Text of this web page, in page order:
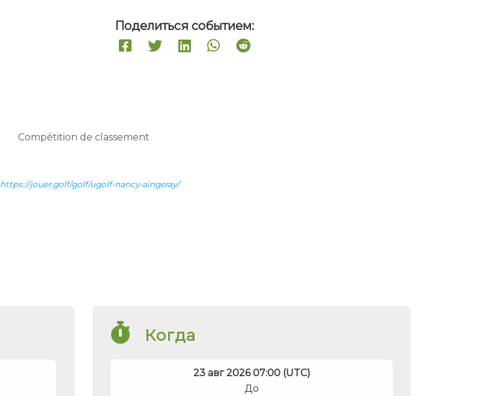
Поделиться событием:
Compétition de classement
https://jouer.golf/golf/ugolf-nancy-aingeray/
Когда
23 авг 2026 07:00 (UTC)
До